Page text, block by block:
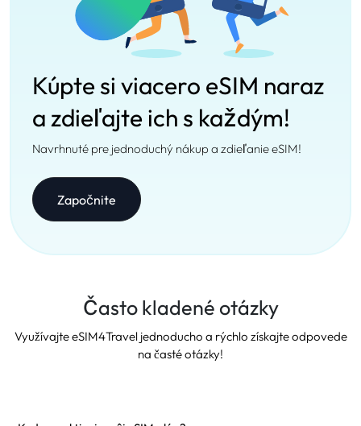
Kúpte si viacero eSIM naraz
a zdieľajte ich s každým!
Navrhnuté pre jednoduchý nákup a zdieľanie eSIM!
Započnite
Často kladené otázky
Využívajte eSIM4Travel jednoducho a rýchlo získajte odpovede
na časté otázky!